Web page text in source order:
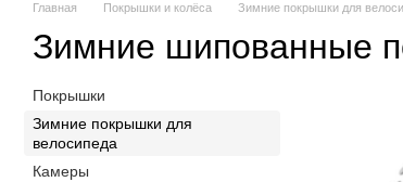
Главная Покрышки и колёса Зимние покрышки для
Зимние шипованные
Покрышки
Зимние покрышки для
велосипеда
Камеры